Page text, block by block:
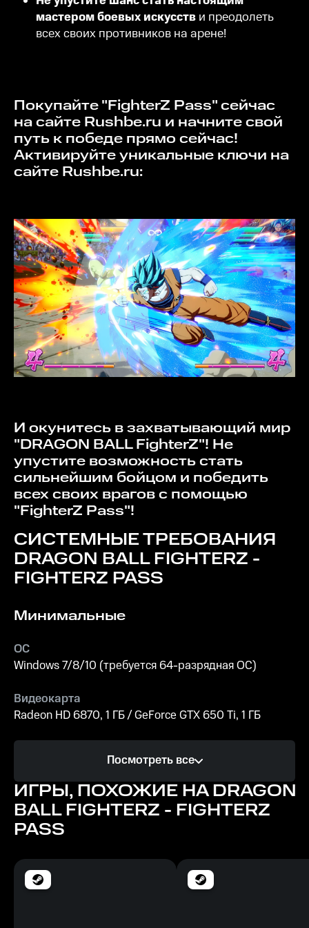
мастером боевых искусств и преодолеть
всех своих противников на арене!
Покупайте "FighterZ Pass" сейчас
на сайте Rushbe.ru и начните свой
путь к победе прямо сейчас!
Активируйте уникальные ключи на
сайте Rushbe.ru:
И окунитесь в захватывающий мир
"DRAGON BALL FighterZ"! Не
упустите возможность стать
сильнейшим бойцом и победить
всех своих врагов с помощью
"FighterZ Pass"!
СИСТЕМНЫЕ ТРЕБОВАНИЯ
DRAGON BALL FIGHTERZ -
FIGHTERZ PASS
Минимальные
ОС
Windows 7/8/10 (требуется 64-разрядная ОС)
Видеокарта
Radeon HD 6870, 1 ГБ / GeForce GTX 650 Ti, 1 ГБ
AMD FX-4350, 4,2 ГГц / Intel Core i5-3470, 3,20 ГГц
Память
4 ГБ ОЗУ
6 ГБ
Посмотреть все
ИГРЫ, ПОХОЖИЕ НА DRAGON
BALL FIGHTERZ - FIGHTERZ
PASS